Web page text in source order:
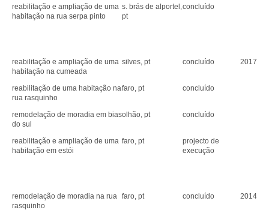
reabilitação e ampliação de uma
habitação na rua serpa pinto
s. brás de alportel,
pt
concluído
reabilitação e ampliação de uma
habitação na cumeada
silves, pt concluído 2017
reabilitação de uma habitação na
rua rasquinho
faro, pt concluído
remodelação de moradia em bias
do sul
olhão, pt concluído
reabilitação e ampliação de uma
habitação em estói
faro, pt
projecto de
execução
remodelação de moradia na rua
rasquinho
faro, pt concluído 2014